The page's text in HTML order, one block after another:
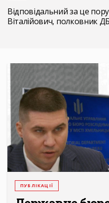
Відповідальний за це
Віталійович, полковник
ПУБЛІКАЦІЇ